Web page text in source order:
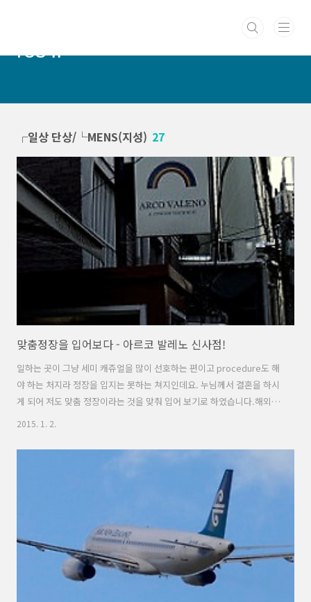
PUERCAELI :: cotidie hodie
res ::
┌일상 단상/└MENS(지성) 27
맞춤정장을 입어보다 - 아르코 발레노 신사점!
일하는 곳이 그냥 세미 캐쥬얼을 많이 선호하는 편이고 procedure도 해
야 하는 처지라 정장을 입지는 못하는 쳐지인데요. 누님께서 결혼을 하시
게 되어 저도 맞춤 정장이라는 것을 맞춰 입어 보기로 하였습니다.해외에
살고 있는 저로서는 맞춤정장은 비싸기도 하고 재질도 그다지 일것 같다
니다.매장 외측은 상당히 후질근한 느낌입니다. 좋게 말하면 가정집이 몰
려있어 푸근한 느낌^^ 이라고 할 수 있겠고 신사역에서 5분내에 접근 할
수 있는 거리입니다. 외부간판은 후질근 하지만 실제 매장 내부는 전혀
그렇지 않습니다. 무지개 디자인과 아르코 발레노 라는 이름이 쓰여있는
가게 안은 시멘트재질 raw한 느낌을 주면서도 나무재질로 따듯한 느낌
을 동시에..
2015. 1. 2.